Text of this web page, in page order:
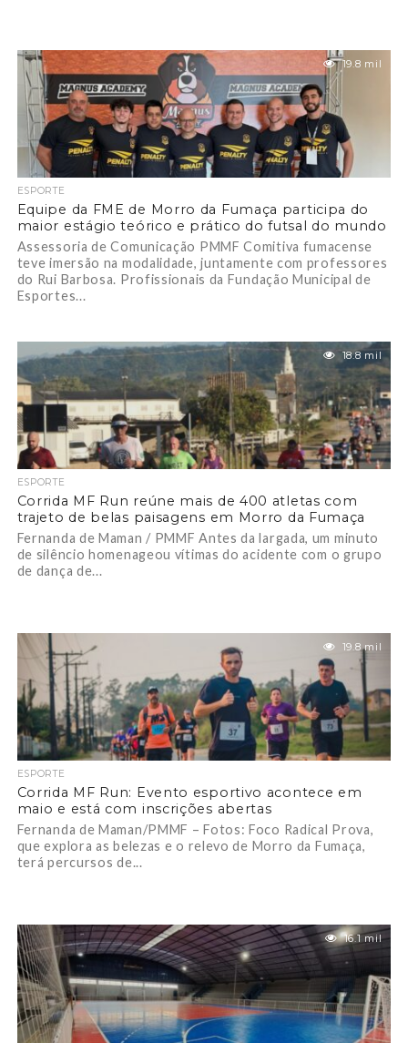
19.8 mil
ESPORTE
Equipe da FME de Morro da Fumaça participa do
maior estágio teórico e prático do futsal do mundo
Assessoria de Comunicação PMMF Comitiva fumacense
teve imersão na modalidade, juntamente com professores
do Rui Barbosa. Profissionais da Fundação Municipal de
Esportes...
18.8 mil
ESPORTE
Corrida MF Run reúne mais de 400 atletas com
trajeto de belas paisagens em Morro da Fumaça
Fernanda de Maman / PMMF Antes da largada, um minuto
de silêncio homenageou vítimas do acidente com o grupo
de dança de...
19.8 mil
ESPORTE
Corrida MF Run: Evento esportivo acontece em
maio e está com inscrições abertas
Fernanda de Maman/PMMF – Fotos: Foco Radical Prova,
que explora as belezas e o relevo de Morro da Fumaça,
terá percursos de...
16.1 mil